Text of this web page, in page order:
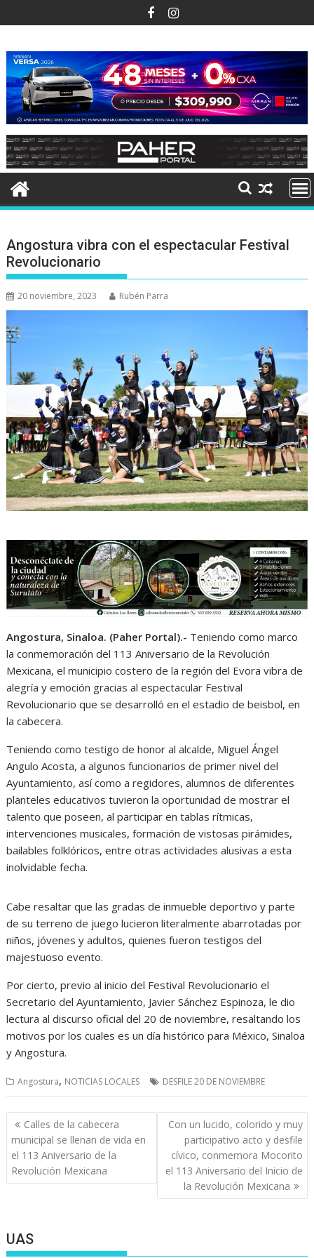
al
Angostura vibra con el espectacular Festival
Revolucionario
20 noviembre, 2023 Rubén Parra
Angostura, Sinaloa. (Paher Portal).- Teniendo como marco
la conmemoración del 113 Aniversario de la Revolución
Mexicana, el municipio costero de la región del Evora vibra de
alegría y emoción gracias al espectacular Festival
Revolucionario que se desarrolló en el estadio de beisbol, en
la cabecera.
Teniendo como testigo de honor al alcalde, Miguel Ángel
Angulo Acosta, a algunos funcionarios de primer nivel del
Ayuntamiento, así como a regidores, alumnos de diferentes
planteles educativos tuvieron la oportunidad de mostrar el
talento que poseen, al participar en tablas rítmicas,
intervenciones musicales, formación de vistosas pirámides,
bailables folklóricos, entre otras actividades alusivas a esta
inolvidable fecha.
Cabe resaltar que las gradas de inmueble deportivo y parte
de su terreno de juego lucieron literalmente abarrotadas por
niños, jóvenes y adultos, quienes fueron testigos del
majestuoso evento.
Por cierto, previo al inicio del Festival Revolucionario el
Secretario del Ayuntamiento, Javier Sánchez Espinoza, le dio
lectura al discurso oficial del 20 de noviembre, resaltando los
motivos por los cuales es un día histórico para México, Sinaloa
y Angostura.
Angostura, NOTICIAS LOCALES DESFILE 20 DE NOVIEMBRE
Navegación
de
entradas
Calles de la cabecera
municipal se llenan de vida en
el 113 Aniversario de la
Revolución Mexicana
Con un lucido, colorido y muy
participativo acto y desfile
cívico, conmemora Mocorito
el 113 Aniversario del Inicio de
la Revolución Mexicana
UAS